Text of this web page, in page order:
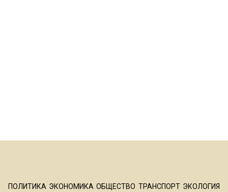
ПОЛИТИКА ЭКОНОМИКА ОБЩЕСТВО ТРАНСПОРТ ЭКОЛОГИЯ